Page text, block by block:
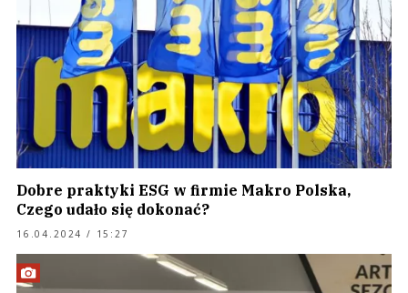
Dobre praktyki ESG w firmie Makro Polska,
Czego udało się dokonać?
16.04.2024 / 15:27